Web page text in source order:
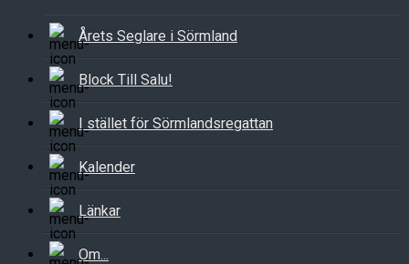
Årets Seglare i Sörmland
Block Till Salu!
I stället för Sörmlandsregattan
Kalender
Länkar
Om...